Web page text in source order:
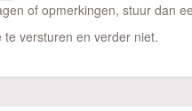
of opmerkingen, stuur dan
versturen en verder niet.